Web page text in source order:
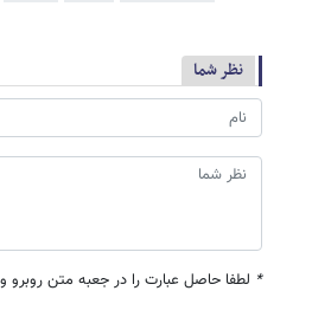
نظر شما
* لطفا حاصل عبارت را در جعبه متن روبرو